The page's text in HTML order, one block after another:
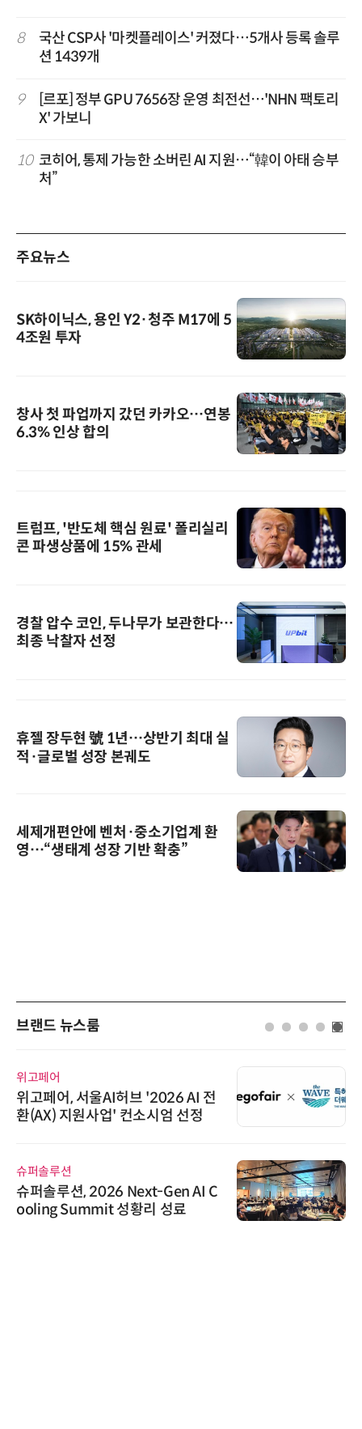
8
국산 CSP사 '마켓플레이스' 커졌다…5개사 등록 솔루
션 1439개
9
[르포] 정부 GPU 7656장 운영 최전선…'NHN 팩토리
X' 가보니
10 코히어, 통제 가능한 소버린 AI 지원…“韓이 아태 승부
처”
주요뉴스
SK하이닉스, 용인 Y2·청주 M17에 5
4조원 투자
창사 첫 파업까지 갔던 카카오…연봉
6.3% 인상 합의
트럼프, '반도체 핵심 원료' 폴리실리
콘 파생상품에 15% 관세
경찰 압수 코인, 두나무가 보관한다…
최종 낙찰자 선정
휴젤 장두현 號 1년…상반기 최대 실
적·글로벌 성장 본궤도
세제개편안에 벤처·중소기업계 환
영…“생태계 성장 기반 확충”
브랜드 뉴스룸
위고페어
위고페어, 서울AI허브 '2026 AI 전
환(AX) 지원사업' 컨소시엄 선정
슈퍼솔루션
슈퍼솔루션, 2026 Next-Gen AI C
ooling Summit 성황리 성료